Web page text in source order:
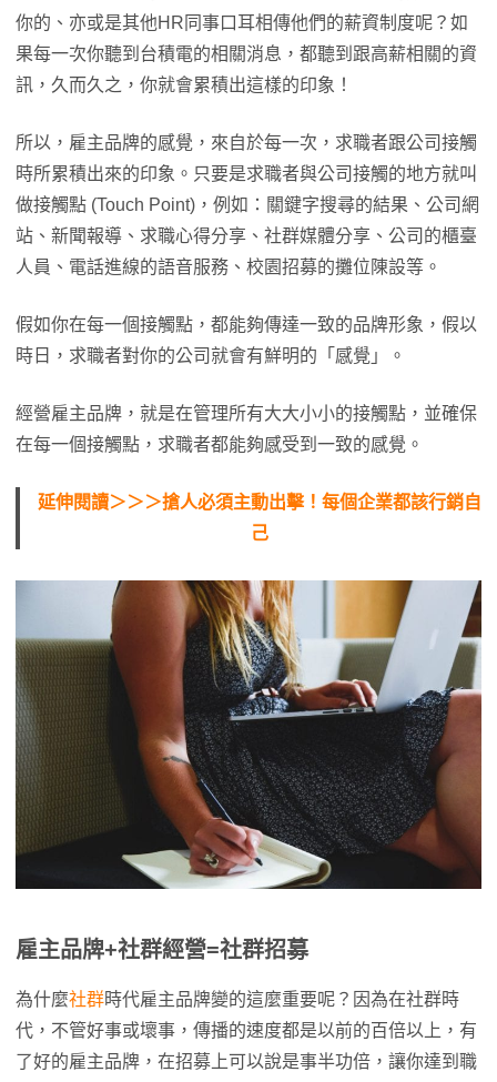
你的、亦或是其他HR同事口耳相傳他們的薪資制度呢？如
果每一次你聽到台積電的相關消息，都聽到跟高薪相關的資
訊，久而久之，你就會累積出這樣的印象！
所以，雇主品牌的感覺，來自於每一次，求職者跟公司接觸
時所累積出來的印象。只要是求職者與公司接觸的地方就叫
做接觸點 (Touch Point)，例如：關鍵字搜尋的結果、公司網
站、新聞報導、求職心得分享、社群媒體分享、公司的櫃臺
人員、電話進線的語音服務、校園招募的攤位陳設等。
假如你在每一個接觸點，都能夠傳達一致的品牌形象，假以
時日，求職者對你的公司就會有鮮明的「感覺」。
經營雇主品牌，就是在管理所有大大小小的接觸點，並確保
在每一個接觸點，求職者都能夠感受到一致的感覺。
延伸閱讀＞＞＞搶人必須主動出擊！每個企業都該行銷自
己
雇主品牌+社群經營=社群招募
為什麼社群時代雇主品牌變的這麼重要呢？因為在社群時
代，不管好事或壞事，傳播的速度都是以前的百倍以上，有
了好的雇主品牌，在招募上可以說是事半功倍，讓你達到職